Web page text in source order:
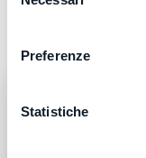
Preferenze
Statistiche